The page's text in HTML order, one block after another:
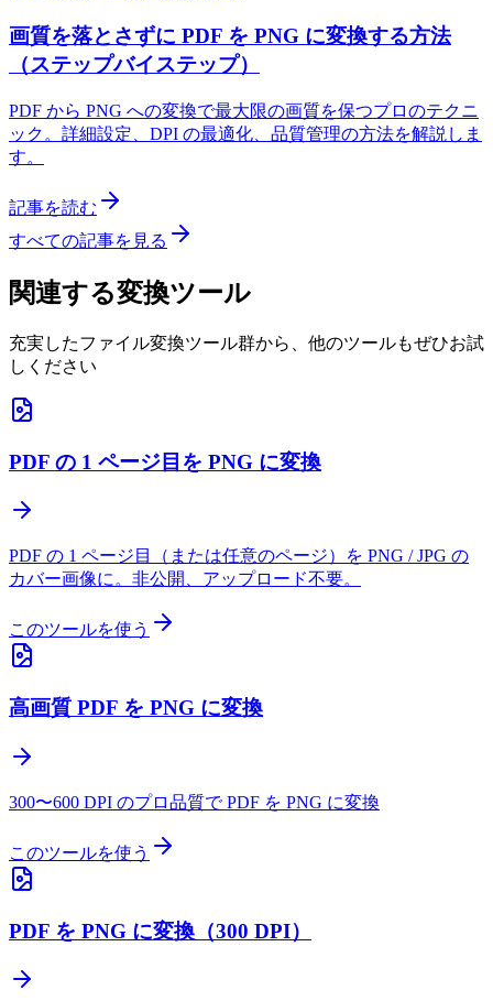
画質を落とさずに PDF を PNG に変換する方法
（ステップバイステップ）
PDF から PNG への変換で最大限の画質を保つプロのテクニ
ック。詳細設定、DPI の最適化、品質管理の方法を解説しま
す。
記事を読む
すべての記事を見る
関連する変換ツール
充実したファイル変換ツール群から、他のツールもぜひお試
しください
PDF の 1 ページ目を PNG に変換
PDF の 1 ページ目（または任意のページ）を PNG / JPG の
カバー画像に。非公開、アップロード不要。
このツールを使う
高画質 PDF を PNG に変換
300〜600 DPI のプロ品質で PDF を PNG に変換
このツールを使う
PDF を PNG に変換（300 DPI）